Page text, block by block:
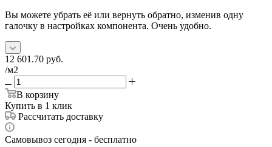
Вы можете убрать её или вернуть обратно, изменив одну
галочку в настройках компонента. Очень удобно.
12 601.70 руб.
/м2
В корзину
Купить в 1 клик
Рассчитать доставку
Самовывоз сегодня - бесплатно